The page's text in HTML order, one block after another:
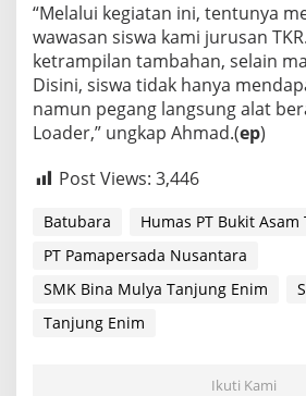
“Melalui kegiatan ini, tentunya
wawasan siswa kami jurusan
ketrampilan tambahan, selain
Disini, siswa tidak hanya
namun pegang langsung alat
Loader,” ungkap Ahmad.(ep)
Post Views: 3,446
Batubara
Humas PT Bukit Asam
PT Pamapersada Nusantara
SMK Bina Mulya Tanjung Enim
Tanjung Enim
Ikuti Kami